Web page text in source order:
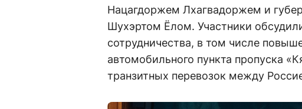
Нацагдоржем Лхагвадоржем и
Шухэртом Ёлом. Участники
сотрудничества, в том числе
автомобильного пункта пропуска
транзитных перевозок между